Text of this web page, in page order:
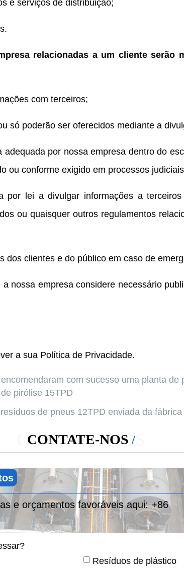
e serviços de distribuição;
relacionadas a um cliente serão
com terceiros;
só poderão ser oferecidos mediante a
por nossa empresa dentro do
ou conforme exigido em processos
por lei a divulgar informações a
ou quaisquer outros regulamentos
dos clientes e do público em caso de
nossa empresa considere necessário
a sua Política de Privacidade.
com sucesso uma planta
pirólise 15TPD
de pneus 12TPD enviada da
CONTATE-NOS
CONTATE-NOS
e orçamentos favoráveis ​​aqui:+86
Resíduos de plástico